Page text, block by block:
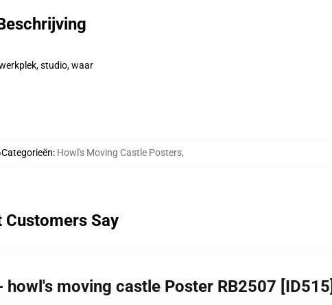
studio, waar
Categorieën: Howl's Moving Castle Posters,
Customers Say
moving castle Poster RB2507 [ID515]